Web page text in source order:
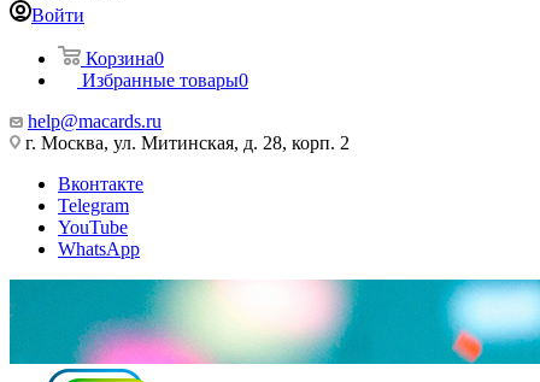
Войти
Корзина0
Избранные товары0
help@macards.ru
г. Москва, ул. Митинская, д. 28, корп. 2
Вконтакте
Telegram
YouTube
WhatsApp